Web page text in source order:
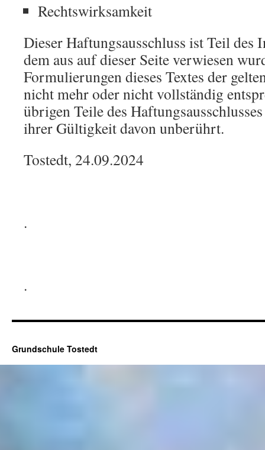
Rechtswirksamkeit
Dieser Haftungsausschluss ist Teil des
dem aus auf dieser Seite verwiesen
Formulierungen dieses Textes der
nicht mehr oder nicht vollständig
übrigen Teile des
ihrer Gültigkeit davon unberührt.
Tostedt, 24.09.2024
.
.
Grundschule Tostedt